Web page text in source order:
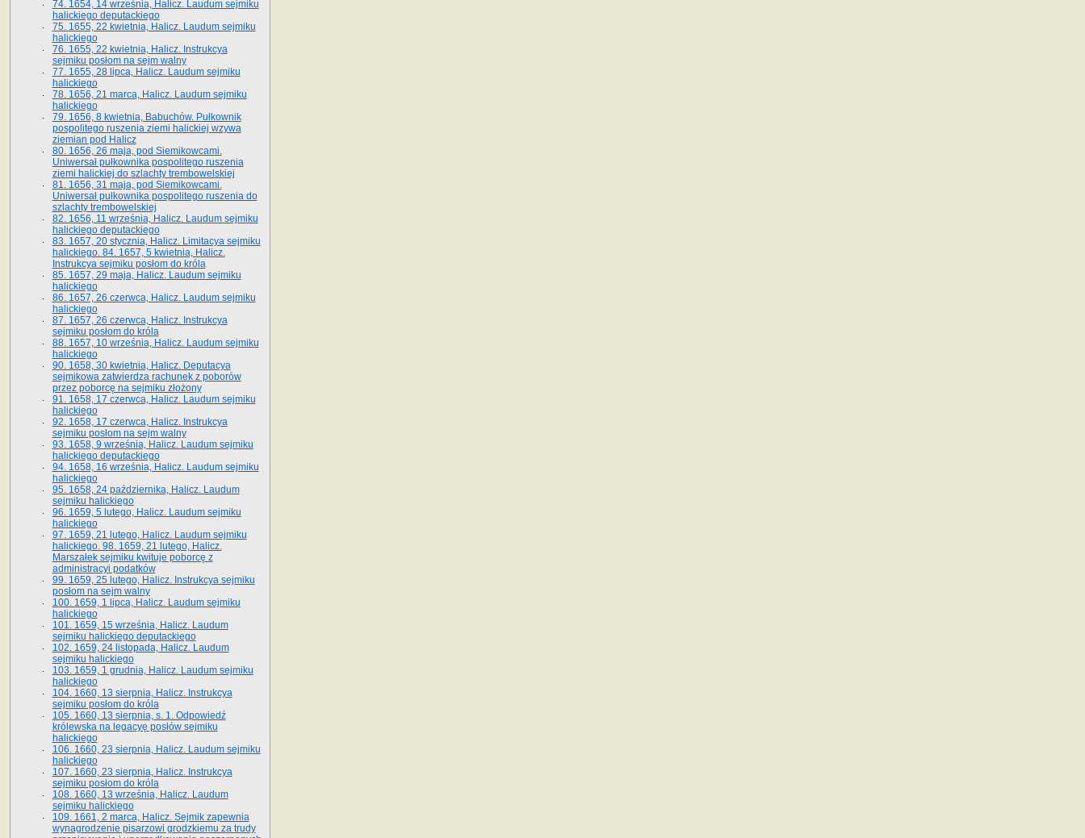
74. 1654, 14 września, Halicz. Laudum sejmiku
halickiego deputackiego
75. 1655, 22 kwietnia, Halicz. Laudum sejmiku
halickiego
76. 1655, 22 kwietnia, Halicz. Instrukcya
sejmiku posłom na sejm walny
77. 1655, 28 lipca, Halicz. Laudum sejmiku
halickiego
78. 1656, 21 marca, Halicz. Laudum sejmiku
halickiego
79. 1656, 8 kwietnia, Babuchów. Pułkownik
pospolitego ruszenia ziemi halickiej wzywa
ziemian pod Halicz
80. 1656, 26 maja, pod Siemikowcami.
Uniwersał pułkownika pospolitego ruszenia
ziemi halickiej do szlachty trembowelskiej
81. 1656, 31 maja, pod Siemikowcami.
Uniwersał pułkownika pospolitego ruszenia do
szlachty trembowelskiej
82. 1656, 11 września, Halicz. Laudum sejmiku
halickiego deputackiego
83. 1657, 20 stycznia, Halicz. Limitacya sejmiku
halickiego. 84. 1657, 5 kwietnia, Halicz.
Instrukcya sejmiku posłom do króla
85. 1657, 29 maja, Halicz. Laudum sejmiku
halickiego
86. 1657, 26 czerwca, Halicz. Laudum sejmiku
halickiego
87. 1657, 26 czerwca, Halicz. Instrukcya
sejmiku posłom do króla
88. 1657, 10 września, Halicz. Laudum sejmiku
halickiego
90. 1658, 30 kwietnia, Halicz. Deputacya
sejmikowa zatwierdza rachunek z poborów
przez poborcę na sejmiku złożony
91. 1658, 17 czerwca, Halicz. Laudum sejmiku
halickiego
92. 1658, 17 czerwca, Halicz. Instrukcya
sejmiku posłom na sejm walny
93. 1658, 9 września, Halicz. Laudum sejmiku
halickiego deputackiego
94. 1658, 16 września, Halicz. Laudum sejmiku
halickiego
95. 1658, 24 października, Halicz. Laudum
sejmiku halickiego
96. 1659, 5 lutego, Halicz. Laudum sejmiku
halickiego
97. 1659, 21 lutego, Halicz. Laudum sejmiku
halickiego. 98. 1659, 21 lutego, Halicz.
Marszałek sejmiku kwituje poborcę z
administracyi podatków
99. 1659, 25 lutego, Halicz. Instrukcya sejmiku
posłom na sejm walny
100. 1659, 1 lipca, Halicz. Laudum sejmiku
halickiego
101. 1659, 15 września, Halicz. Laudum
sejmiku halickiego deputackiego
102. 1659, 24 listopada, Halicz. Laudum
sejmiku halickiego
103. 1659, 1 grudnia, Halicz. Laudum sejmiku
halickiego
104. 1660, 13 sierpnia, Halicz. Instrukcya
sejmiku posłom do króla
105. 1660, 13 sierpnia, s. 1. Odpowiedź
królewska na legacyę posłów sejmiku
halickiego
106. 1660, 23 sierpnia, Halicz. Laudum sejmiku
halickiego
107. 1660, 23 sierpnia, Halicz. Instrukcya
sejmiku posłom do króla
108. 1660, 13 września, Halicz. Laudum
sejmiku halickiego
109. 1661, 2 marca, Halicz. Sejmik zapewnia
wynagrodzenie pisarzowi grodzkiemu za trudy